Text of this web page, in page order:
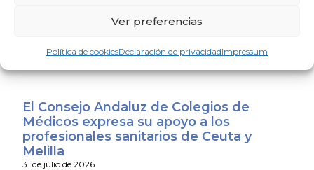
Ver preferencias
Política de cookiesDeclaración de privacidadImpressum
Junta y el Sindicato Médico Andaluz y
para los médicos
El Consejo Andaluz de Colegios de
Médicos expresa su apoyo a los
profesionales sanitarios de Ceuta y
Melilla
31 de julio de 2026